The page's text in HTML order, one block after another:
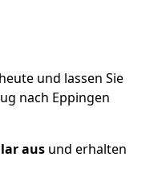
und lassen Sie
nach Eppingen
aus und erhalten